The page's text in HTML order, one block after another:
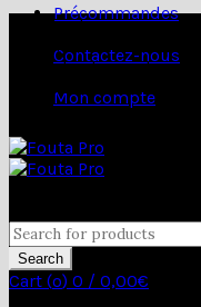
Précommandes
Contactez-nous
Mon compte
Pour toute
question
contactez Laurent
au: 06 22 33 84
Search
Cart (o) 0 / 0,00€